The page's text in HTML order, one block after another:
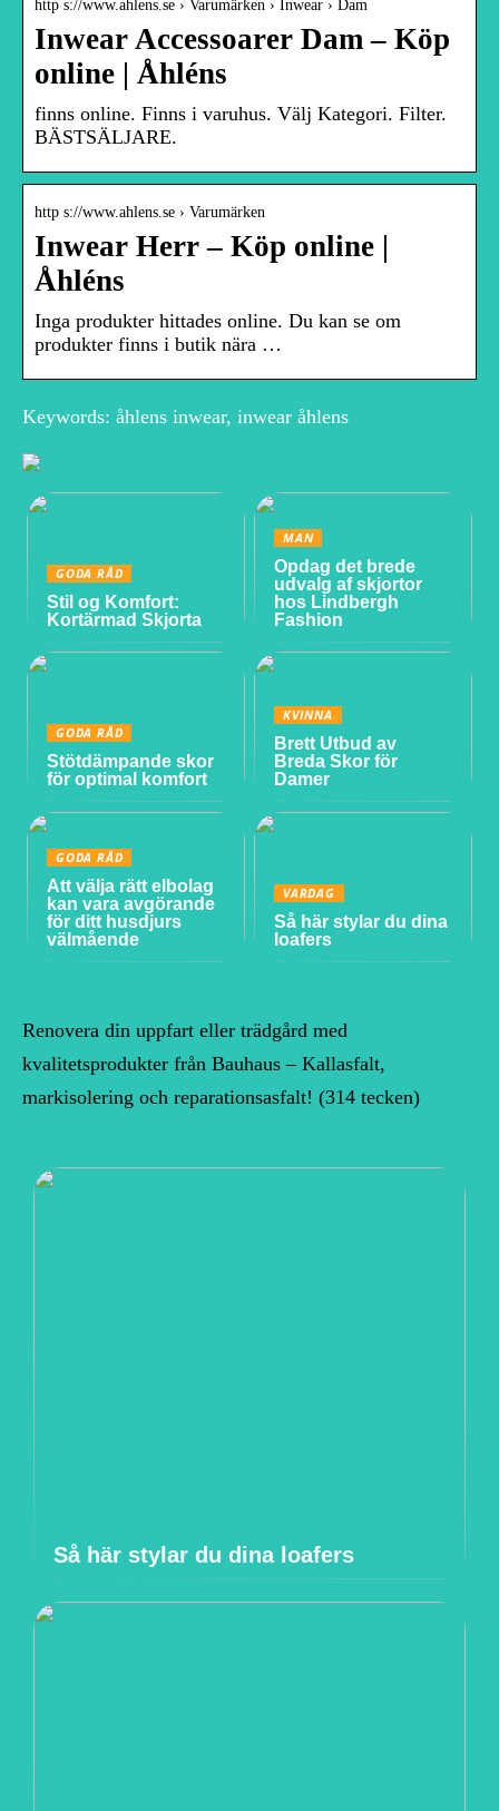
http s://www.ahlens.se › Varumärken › Inwear › Dam
Inwear Accessoarer Dam – Köp
online | Åhléns
finns online. Finns i varuhus. Välj Kategori. Filter.
BÄSTSÄLJARE.
http s://www.ahlens.se › Varumärken
Inwear Herr – Köp online |
Åhléns
Inga produkter hittades online. Du kan se om
produkter finns i butik nära …
Keywords: åhlens inwear, inwear åhlens
GODA RÅD
Stil og Komfort:
Kortärmad Skjorta
MAN
Opdag det brede
udvalg af skjortor
hos Lindbergh
Fashion
GODA RÅD
Stötdämpande skor
för optimal komfort
KVINNA
Brett Utbud av
Breda Skor för
Damer
GODA RÅD
Att välja rätt elbolag
kan vara avgörande
för ditt husdjurs
välmående
VARDAG
Så här stylar du dina
loafers
Renovera din uppfart eller trädgård med
kvalitetsprodukter från Bauhaus – Kallasfalt,
markisolering och reparationsasfalt! (314 tecken)
Så här stylar du dina loafers